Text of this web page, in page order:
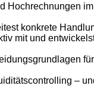
Hochrechnungen
konkrete
mit und
–